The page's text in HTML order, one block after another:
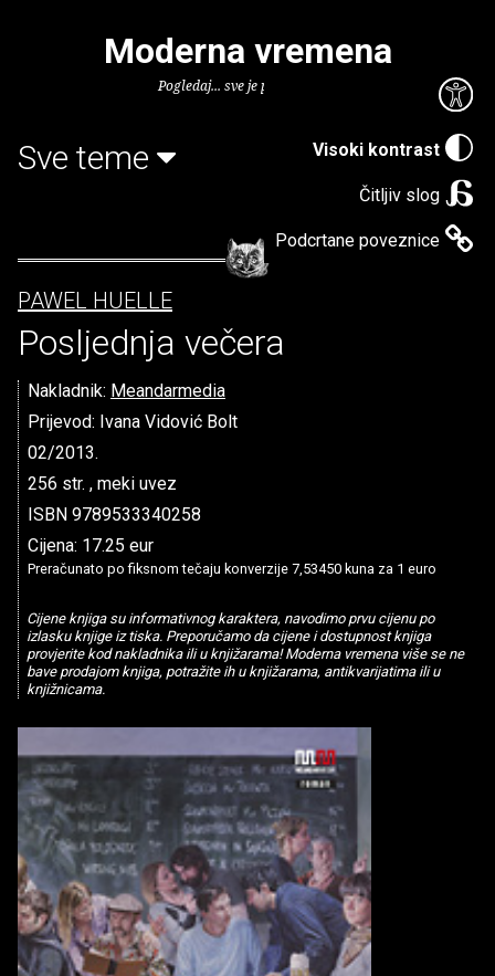
Visoki kontrast
Čitljiv slog
Podcrtane poveznice
Moderna vremena
Pogledaj... sve je puno knjiga.
Sve teme
PAWEL HUELLE
Posljednja večera
Nakladnik: Meandarmedia
Prijevod: Ivana Vidović Bolt
02/2013.
256 str. , meki uvez
ISBN 9789533340258
Cijena: 17.25 eur
Preračunato po fiksnom tečaju konverzije 7,53450 kuna za 1 euro
Cijene knjiga su informativnog karaktera, navodimo prvu cijenu po
izlasku knjige iz tiska. Preporučamo da cijene i dostupnost knjiga
provjerite kod nakladnika ili u knjižarama! Moderna vremena više se ne
bave prodajom knjiga, potražite ih u knjižarama, antikvarijatima ili u
knjižnicama.